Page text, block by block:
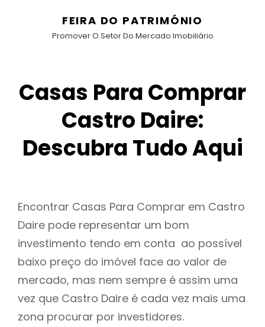
FEIRA DO PATRIMÓNIO
Promover O Setor Do Mercado Imobiliário
Casas Para Comprar
Castro Daire:
Descubra Tudo Aqui
Encontrar Casas Para Comprar em Castro
Daire pode representar um bom
investimento tendo em conta ao possível
baixo preço do imóvel face ao valor de
mercado, mas nem sempre é assim uma
vez que Castro Daire é cada vez mais uma
zona procurar por investidores.